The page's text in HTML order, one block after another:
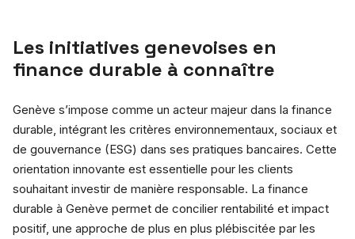
Les initiatives genevoises en
finance durable à connaître
Genève s’impose comme un acteur majeur dans la finance
durable, intégrant les critères environnementaux, sociaux et
de gouvernance (ESG) dans ses pratiques bancaires. Cette
orientation innovante est essentielle pour les clients
souhaitant investir de manière responsable. La finance
durable à Genève permet de concilier rentabilité et impact
positif, une approche de plus en plus plébiscitée par les